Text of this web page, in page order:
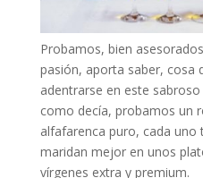
Probamos, bien
pasión, aporta saber, cosa
adentrarse en este
como decía, probamos un
alfafarenca puro, cada uno
maridan mejor en unos
vírgenes extra y premium.